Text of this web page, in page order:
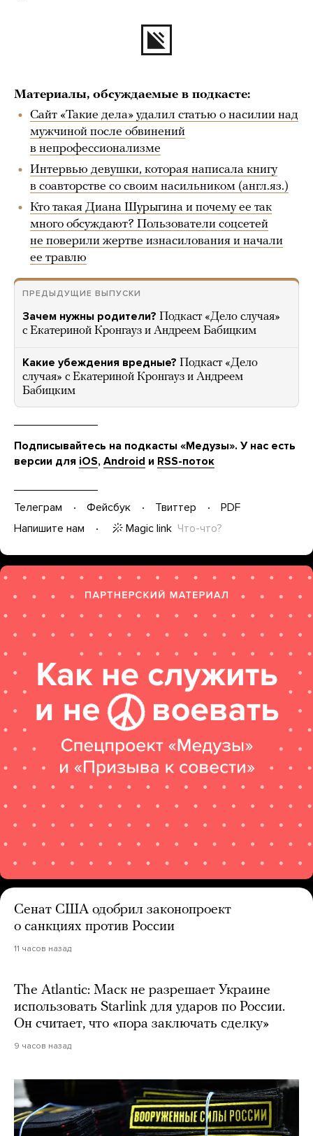
Материалы, обсуждаемые в подкасте:
Сайт «Такие дела» удалил статью о насилии над
мужчиной после обвинений
в непрофессионализме
Интервью девушки, которая написала книгу
в соавторстве со своим насильником (англ.яз.)
Кто такая Диана Шурыгина и почему ее так
много обсуждают? Пользователи соцсетей
не поверили жертве изнасилования и начали
ее травлю
ПРЕДЫДУЩИЕ ВЫПУСКИ
Зачем нужны родители? Подкаст «Дело случая»
с Екатериной Кронгауз и Андреем Бабицким
Какие убеждения вредные? Подкаст «Дело
случая» с Екатериной Кронгауз и Андреем
Бабицким
Подписывайтесь на подкасты «Медузы». У нас есть
версии для iOS, Android и RSS-поток
Телеграм Фейсбук Твиттер
PDF
Напишите нам
Magic link Что-что?
Сенат США одобрил законопроект
о санкциях против России
11 часов назад
The Atlantic: Маск не разрешает Украине
использовать Starlink для ударов по России.
Он считает, что «пора заключать сделку»
9 часов назад